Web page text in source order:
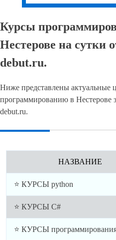
Курсы
Нестерове на сутки
debut.ru.
Ниже представлены актуальные
программированию в Нестерове
debut.ru.
НАЗВАНИЕ
⭐ КУРСЫ python
⭐ КУРСЫ C#
⭐ КУРСЫ